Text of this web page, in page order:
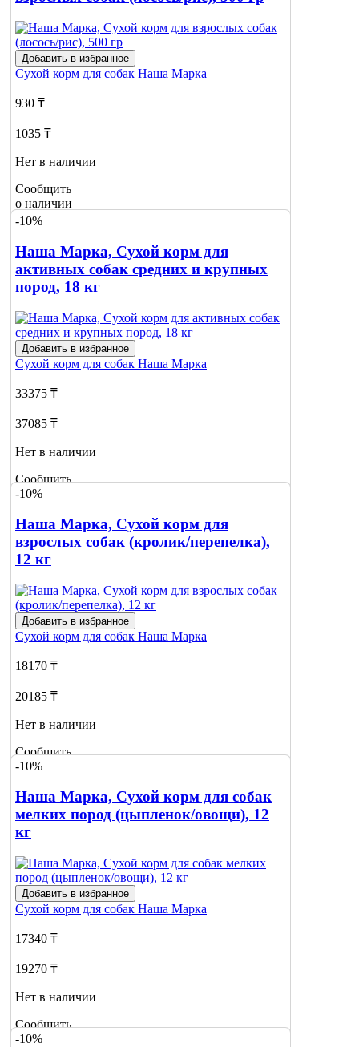
Добавить в избранное
Сухой корм для собак Наша Марка
930 ₸
1035 ₸
Нет в наличии
Сообщить
о наличии
-10%
Наша Марка, Сухой корм для
активных собак средних и крупных
пород, 18 кг
Добавить в избранное
Сухой корм для собак Наша Марка
33375 ₸
37085 ₸
Нет в наличии
Сообщить
о наличии
-10%
Наша Марка, Сухой корм для
взрослых собак (кролик/перепелка),
12 кг
Добавить в избранное
Сухой корм для собак Наша Марка
18170 ₸
20185 ₸
Нет в наличии
Сообщить
о наличии
-10%
Наша Марка, Сухой корм для собак
мелких пород (цыпленок/овощи), 12
кг
Добавить в избранное
Сухой корм для собак Наша Марка
17340 ₸
19270 ₸
Нет в наличии
Сообщить
о наличии
-10%